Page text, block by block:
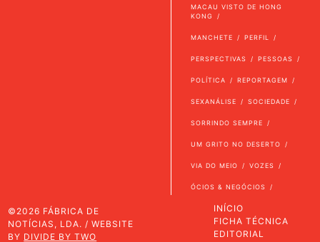
MACAU VISTO DE HONG
KONG
MANCHETE PERFIL
PERSPECTIVAS PESSOAS
POLÍTICA REPORTAGEM
SEXANÁLISE SOCIEDADE
SORRINDO SEMPRE
UM GRITO NO DESERTO
VIA DO MEIO VOZES
ÓCIOS & NEGÓCIOS
©2026 FÁBRICA DE
NOTÍCIAS, LDA. / WEBSITE
BY DIVIDE BY TWO
INÍCIO
FICHA TÉCNICA
EDITORIAL